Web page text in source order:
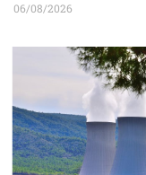
06/08/2026